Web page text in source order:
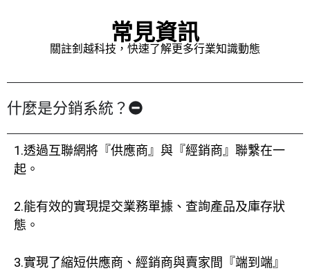
常見資訊
關註釗越科技，快速了解更多行業知識動態
什麼是分銷系統？
1.透過互聯網將『供應商』與『經銷商』聯繫在一
起。
2.能有效的實現提交業務單據、查詢產品及庫存狀
態。
3.實現了縮短供應商、經銷商與賣家間『端到端』